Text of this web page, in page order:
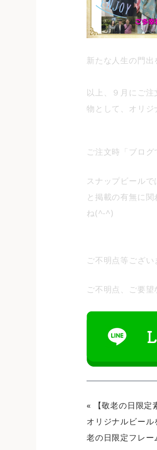
新たな人生の門
以上、９月にご
物として、オリ
ご注文時「ブロ
スナップビール
と掲載の有無に
ね(^-^)
ご不明点等ござ
ご不明点、ご要
«
【敬老の日限
オリジナルビー
老の日限定フレ